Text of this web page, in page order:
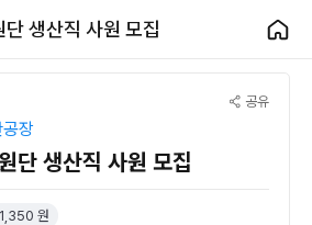
생산직 사원 모집
공유
장
단 생산직 사원 모집
원